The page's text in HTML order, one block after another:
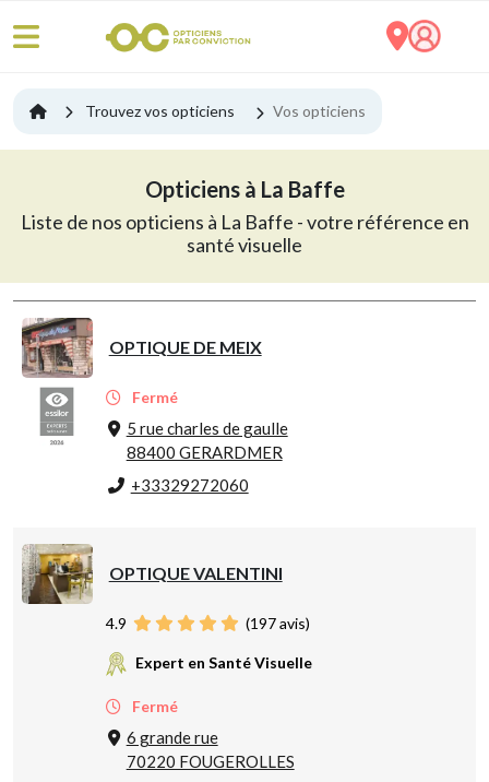
Trouvez vos opticiens Vos opticiens
Opticiens à La Baffe
Liste de nos opticiens à La Baffe - votre référence en
santé visuelle
OPTIQUE DE MEIX
Fermé
5 rue charles de gaulle
88400 GERARDMER
+33329272060
OPTIQUE VALENTINI
4.9 (197avis)
Expert en Santé Visuelle
Fermé
6 grande rue
70220 FOUGEROLLES